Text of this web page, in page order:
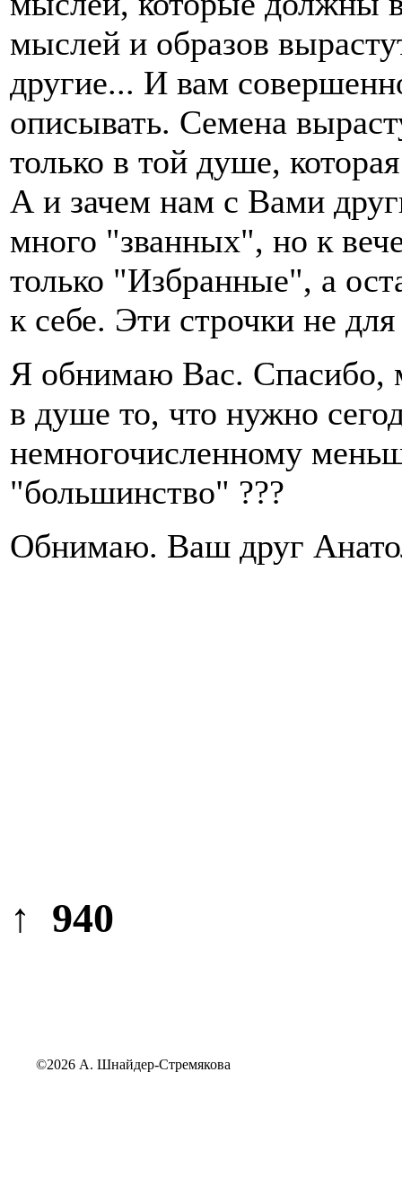
мыслей и образов
другие... И вам
описывать. Семена
только в той душе,
А и зачем нам с Вами
много "званных", но к
только "Избранные", а
к себе. Эти строчки не
Я обнимаю Вас. Спасибо,
в душе то, что нужно
немногочисленному
"большинство" ???
Обнимаю. Ваш друг
↑ 940
©2026 А. Шнайдер-Стремякова